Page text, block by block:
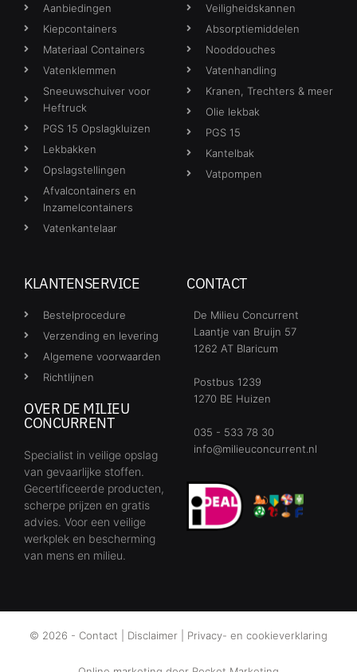
Aanbiedingen
Kiepcontainers
Materiaal Containers
Vatenklemmen
Sneeuwschuiver voor
Heftruck
PGS 15 Opslagkluizen
Lekbakken
Opslagstellingen
Afvalcontainers en
Inzamelcontainers
Vatenkantelaar
Veiligheidskannen
Absorptiemiddelen
Nooddouches
Vatenhandling
Kranen, Trechters & meer
Olie lekbak
PGS 15
Kantelbak
Vatpompen
KLANTENSERVICE
Bestelprocedure
Verzending en levering
Algemene voorwaarden
Richtlijnen
OVER DE MILIEU
CONCURRENT
Specialist in veilige opslag
van gevaarlijke stoffen.
Gecertificeerde producten,
scherpe prijzen en gratis
advies. Voor een veilige
werkplek en bescherming
van mens en milieu.
CONTACT
De Milieu Concurrent
Laantje van Bruijn 57
1262 AT Blaricum
Postbus 1239
1270 BE Huizen
035 - 533 78 30
info@milieuconcurrent.nl
© 2026 - Contact Disclaimer Privacy- en cookieverklaring